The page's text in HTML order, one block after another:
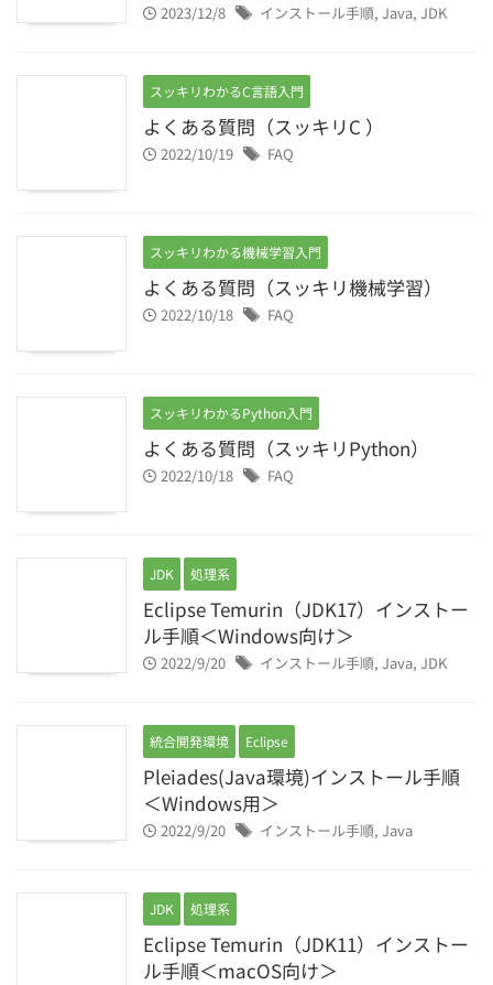
2023/12/8 インストール手順, Java, JDK
スッキリわかるC言語入門
よくある質問（スッキリC ）
2022/10/19 FAQ
スッキリわかる機械学習入門
よくある質問（スッキリ機械学習）
2022/10/18 FAQ
スッキリわかるPython入門
よくある質問（スッキリPython）
2022/10/18 FAQ
JDK 処理系
Eclipse Temurin（JDK17）インストー
ル手順＜Windows向け＞
2022/9/20 インストール手順, Java, JDK
統合開発環境 Eclipse
Pleiades(Java環境)インストール手順
＜Windows用＞
2022/9/20 インストール手順, Java
JDK 処理系
Eclipse Temurin（JDK11）インストー
ル手順＜macOS向け＞